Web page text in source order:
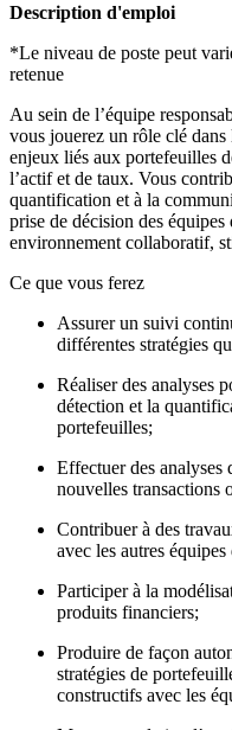
Description d'emploi
*Le niveau de poste peut
retenue
Au sein de l’équipe
vous jouerez un rôle clé dans
enjeux liés aux portefeuilles
l’actif et de taux. Vous
quantification et à la
prise de décision des équipes
environnement collaboratif,
Ce que vous ferez
Assurer un suivi
différentes stratégies
Réaliser des analyses
détection et la
portefeuilles;
Effectuer des analyses
nouvelles transactions
Contribuer à des
avec les autres
Participer à la
produits financiers;
Produire de façon
stratégies de
constructifs avec les